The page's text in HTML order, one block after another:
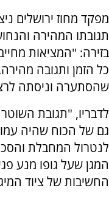
מפקד מחוז ירושלים
תגובתו המהירה
בזירה: "המציאות
כל הזמן ותגובה
שהסתערה וניסתה
לדבריו, "תגובת
גם של הכוח שהיה
לנטרול המחבלת
המגן שעל גופו מנע
החשיבות של ציוד